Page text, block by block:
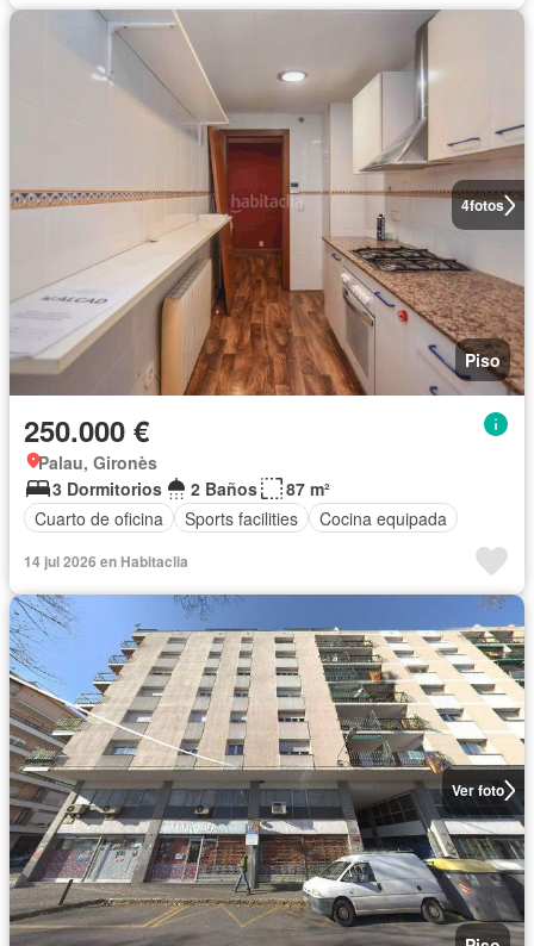
4fotos
Piso
250.000 €
Palau, Gironès
3 Dormitorios
2 Baños
87 m²
Cuarto de oficina
Sports facilities Cocina equipada
14 jul 2026 en Habitaclia
Ver foto